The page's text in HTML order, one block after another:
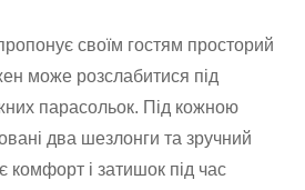
своїм гостям просторий
може розслабитися під
парасольок. Під кожною
два шезлонги та зручний
комфорт і затишок під час